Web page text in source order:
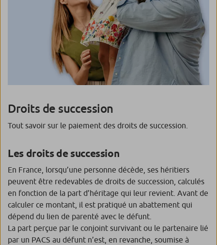
Droits de succession
Tout savoir sur le paiement des droits de succession.
Les droits de succession
En France, lorsqu’une personne décède, ses héritiers
peuvent être redevables de droits de succession, calculés
en fonction de la part d’héritage qui leur revient. Avant de
calculer ce montant, il est pratiqué un abattement qui
dépend du lien de parenté avec le défunt.
La part perçue par le conjoint survivant ou le partenaire lié
par un PACS au défunt n’est, en revanche, soumise à